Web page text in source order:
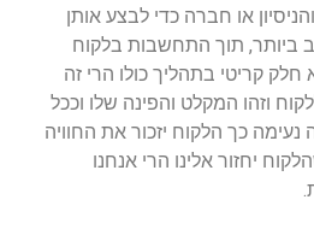
או חברה כדי לבצע אותן
ביותר, תוך התחשבות בלקוח
קריטי בתהליך כולו הרי זה
וזהו המקלט והפינה שלו וככל
נעימה כך הלקוח יזכור את החוויה
יחזור אלינו הרי אנחנו